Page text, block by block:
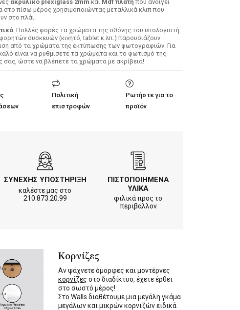
ακρυλικό plexiglass 2mm και Mdf πλάτη που ανοίγει
στο πίσω μέρος χρησιμοποιώντας μεταλλικά κλιπ που
στο πλάι.
: Πολλές φορές τα χρώματα της οθόνης του υπολογιστή
συσκευών (κινητό, tablet κ.λπ.) παρουσιάζουν
από τα χρώματα της εκτύπωσης των φωτογραφιών. Για
είναι να ρυθμίσετε τα χρώματα και το φωτισμό της
σας, ώστε να βλέπετε τα χρώματα με ακρίβεια!
Πολιτική
επιστροφών
Ρωτήστε για το
προϊόν
ΣΥΝΕΧΗΣ ΥΠΟΣΤΗΡΙΞΗ
καλέστε μας στο
210.873.20.99
ΠΙΣΤΟΠΟΙΗΜΕΝΑ
ΥΛΙΚΑ
φιλικά προς το
περιβάλλον
Κορνίζες
Αν ψάχνετε όμορφες και μοντέρνες
κορνίζες στο διαδίκτυο, έχετε έρθει
στο σωστό μέρος!
Στο Walls διαθέτουμε μια μεγάλη γκάμα
μεγάλων και μικρών κορνιζών ειδικά